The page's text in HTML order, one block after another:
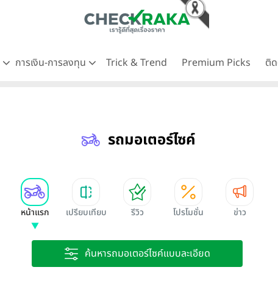
การเงิน-การลงทุน Trick & Trend Premium Picks ติ
รถมอเตอร์ไซค์
หน้าแรก เปรียบเทียบ รีวิว โปรโมชั่น ข่าว
ค้นหารถมอเตอร์ไซค์แบบละเอียด